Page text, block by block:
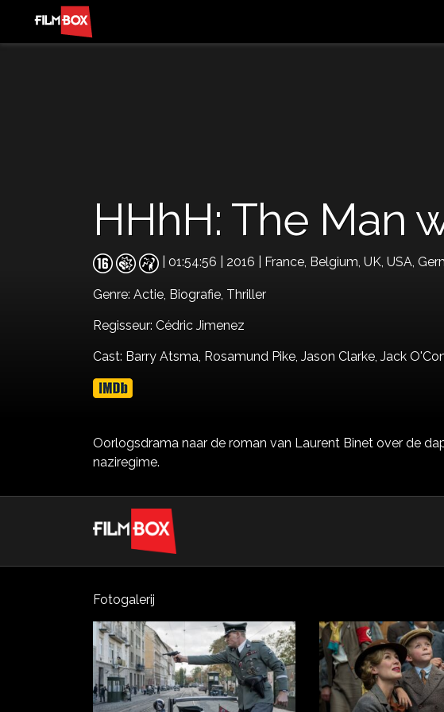
HHhH: The Man
| 01:54:56 | 2016 | France, Belgium, UK, USA,
Genre: Actie, Biografie, Thriller
Regisseur: Cédric Jimenez
Cast: Barry Atsma, Rosamund Pike, Jason Clarke, Jack
Oorlogsdrama naar de roman van Laurent Binet over de
naziregime.
Fotogalerij